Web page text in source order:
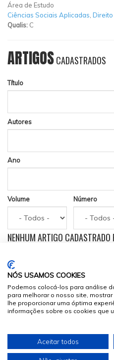
Área de Estudo
Ciências Sociais Aplicadas Direito
Qualis: C
ARTIGOSCADASTRADOS
Título
Autores
Ano
Volume Número
NENHUM ARTIGO CADASTRADO
© 2026 Sumários.org
.
Desenvolvido por
NÓS USAMOS COOKIES
Podemos colocá-los para análise
para melhorar o nosso site,
lhe proporcionar uma óptima
informações sobre os cookies que
Aceitar todos